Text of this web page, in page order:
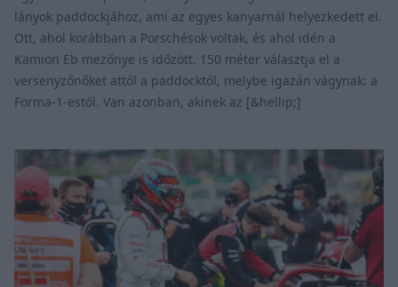
lányok paddockjához, ami az egyes kanyarnál helyezkedett el.
Ott, ahol korábban a Porschésok voltak, és ahol idén a
Kamion Eb mezőnye is időzött. 150 méter választja el a
versenyzőnőket attól a paddocktól, melybe igazán vágynak: a
Forma-1-estől. Van azonban, akinek az [&hellip;]